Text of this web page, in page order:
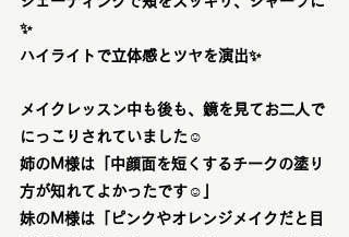
✨
ハイライトで立体感とツヤを演出✨
メイクレッスン中も後も、鏡を見てお二人で
にっこりされていました☺️
姉のM様は「中顔面を短くするチークの塗り
方が知れてよかったです☺️」
妹のM様は「ピンクやオレンジメイクだと目